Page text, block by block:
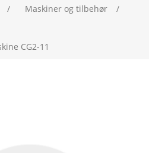
/ Maskiner og tilbehør
/
CG2-11